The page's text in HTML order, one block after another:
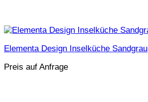
Elementa Design Inselküche Sandgrau
Preis auf Anfrage